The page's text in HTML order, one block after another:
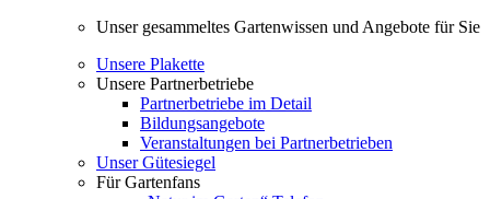
Unser gesammeltes Gartenwissen und Angebote für Sie
Unsere Plakette
Unsere Partnerbetriebe
Partnerbetriebe im Detail
Bildungsangebote
Veranstaltungen bei Partnerbetrieben
Unser Gütesiegel
Für Gartenfans